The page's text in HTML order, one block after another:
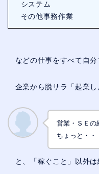
システム
その他事務作業
などの仕事をすべて自分
企業から脱サラ「起業し
営業・ＳＥの
ちょっと・・
と、「稼ぐこと」以外は